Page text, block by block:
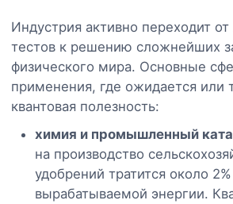
Индустрия активно переходит
тестов к решению сложнейших
физического мира. Основные
применения, где ожидается или
квантовая полезность:
химия и промышленный
на производство
удобрений тратится около
вырабатываемой энергии.